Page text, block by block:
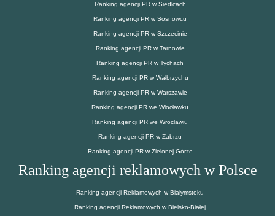
Ranking agencji PR w Siedlcach
Ranking agencji PR w Sosnowcu
Ranking agencji PR w Szczecinie
Ranking agencji PR w Tarnowie
Ranking agencji PR w Tychach
Ranking agencji PR w Wałbrzychu
Ranking agencji PR w Warszawie
Ranking agencji PR we Włocławku
Ranking agencji PR we Wrocławiu
Ranking agencji PR w Zabrzu
Ranking agencji PR w Zielonej Górze
Ranking agencji reklamowych w Polsce
Ranking agencji Reklamowych w Białymstoku
Ranking agencji Reklamowych w Bielsko-Białej